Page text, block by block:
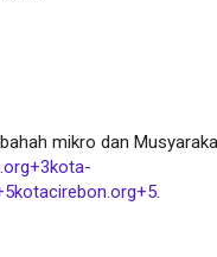
mikro dan
+3kota-
kotacirebon.org+5.